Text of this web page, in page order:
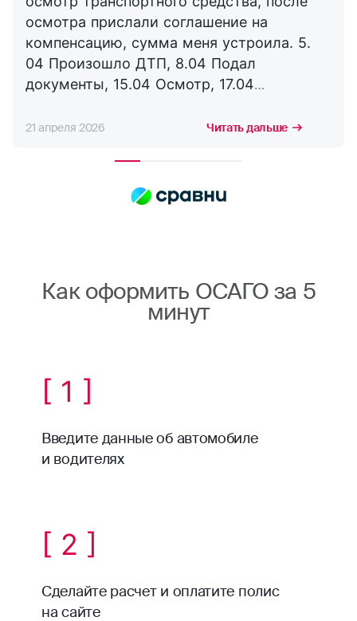
осмотра прислали соглашение на
компенсацию, сумма меня устроила. 5.
04 Произошло ДТП, 8.04 Подал
документы, 15.04 Осмотр, 17.04
сотрудничать с компанией дальше,
21 апреля 2026 Читать дальше
Как оформить ОСАГО за 5
минут
[ 1 ]
Введите данные об автомобиле
и водителях
[ 2 ]
Сделайте расчет и оплатите полис
на сайте